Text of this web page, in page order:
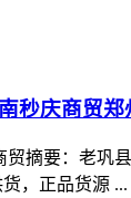
秒庆商贸郑
贸摘要：老巩
，正品货源 ...